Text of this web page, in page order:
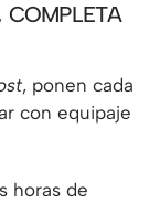
, ponen cada
con equipaje
horas de